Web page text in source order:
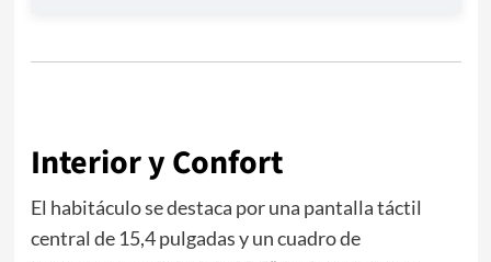
Interior y Confort
El habitáculo se destaca por una pantalla táctil
central de 15,4 pulgadas y un cuadro de